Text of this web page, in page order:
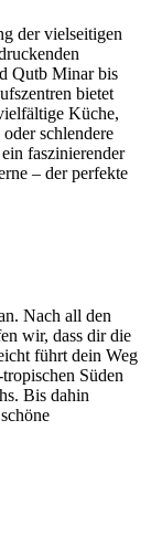
der vielseitigen
Qutb Minar bis
bietet
Küche,
schlendere
faszinierender
– der perfekte
Nach all den
wir, dass dir die
führt dein Weg
Süden
Bis dahin